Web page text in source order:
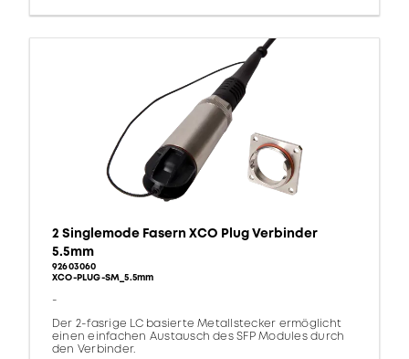
2 Singlemode Fasern XCO Plug Verbinder
5.5mm
92603060
XCO-PLUG-SM_5.5mm
-
Der 2-fasrige LC basierte Metallstecker ermöglicht
einen einfachen Austausch des SFP Modules durch
den Verbinder.